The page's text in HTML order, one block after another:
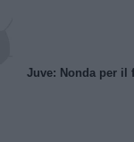
Juve: Nonda per il